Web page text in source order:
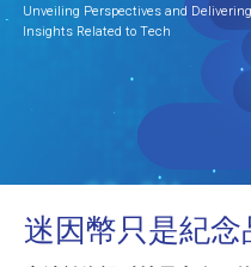
Unveiling Perspectives and Delivering
Insights Related to Tech
迷因幣只是紀